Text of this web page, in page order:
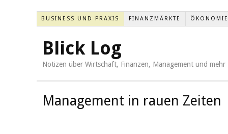
BUSINESS UND PRAXIS FINANZMÄRKTE
Blick Log
Notizen über Wirtschaft, Finanzen, Management und mehr
Management in rauen Zeiten